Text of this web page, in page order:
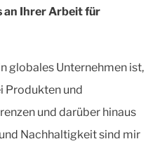
an Ihrer Arbeit für
globales Unternehmen ist,
Produkten und
und darüber hinaus
Nachhaltigkeit sind mir